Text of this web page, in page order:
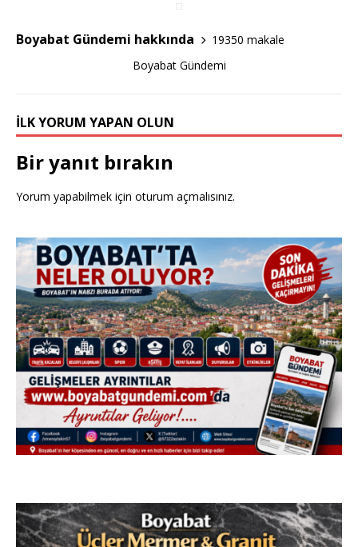
o
k
Boyabat Gündemi hakkında
19350 makale
Boyabat Gündemi
İLK YORUM YAPAN OLUN
Bir yanıt bırakın
Yorum yapabilmek için oturum açmalısınız.